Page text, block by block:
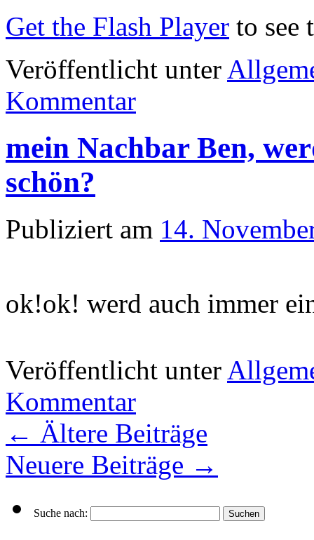
Get the Flash Player to see
Veröffentlicht unter
Kommentar
mein Nachbar Ben,
schön?
Publiziert am 14.
ok!ok! werd auch immer
Veröffentlicht unter
Kommentar
← Ältere Beiträge
Neuere Beiträge →
Suche nach: